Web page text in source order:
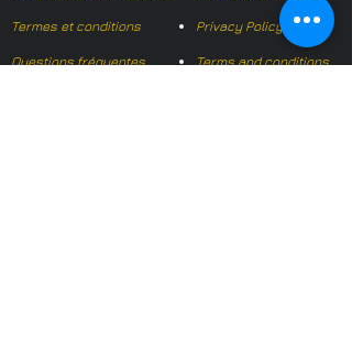
Termes et conditions
Questions fréquentes
Privacy Policy
Terms and conditions